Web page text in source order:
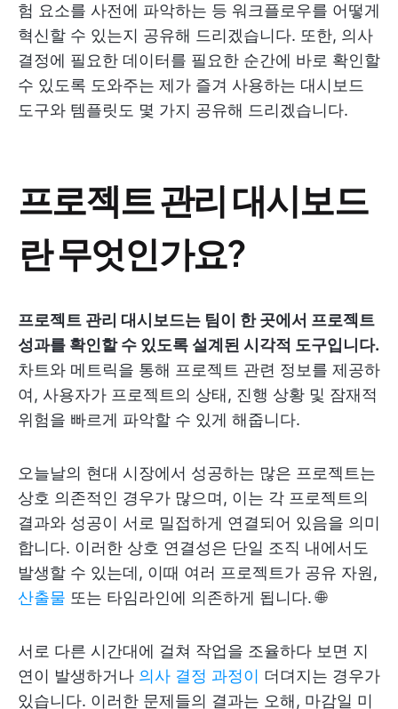
험 요소를 사전에 파악하는 등 워크플로우를 어떻게
혁신할 수 있는지 공유해 드리겠습니다. 또한, 의사
결정에 필요한 데이터를 필요한 순간에 바로 확인할
수 있도록 도와주는 제가 즐겨 사용하는 대시보드
도구와 템플릿도 몇 가지 공유해 드리겠습니다.
프로젝트 관리 대시보드
란 무엇인가요?
프로젝트 관리 대시보드는 팀이 한 곳에서 프로젝트
성과를 확인할 수 있도록 설계된 시각적 도구입니다.
차트와 메트릭을 통해 프로젝트 관련 정보를 제공하
여, 사용자가 프로젝트의 상태, 진행 상황 및 잠재적
위험을 빠르게 파악할 수 있게 해줍니다.
오늘날의 현대 시장에서 성공하는 많은 프로젝트는
상호 의존적인 경우가 많으며, 이는 각 프로젝트의
결과와 성공이 서로 밀접하게 연결되어 있음을 의미
합니다. 이러한 상호 연결성은 단일 조직 내에서도
발생할 수 있는데, 이때 여러 프로젝트가 공유 자원,
산출물 또는 타임라인에 의존하게 됩니다. 🌐
서로 다른 시간대에 걸쳐 작업을 조율하다 보면 지
연이 발생하거나 의사 결정 과정이 더뎌지는 경우가
있습니다. 이러한 문제들의 결과는 오해, 마감일 미